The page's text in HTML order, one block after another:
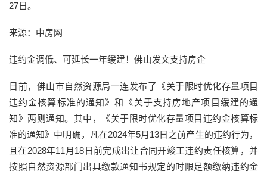
27日。
来源：中房网
违约金调低、可延长一年缓建！佛山发文支持房企
日前，佛山市自然资源局一连发布了《关于限时优化存量项目
违约金核算标准的通知》和《关于支持房地产项目缓建的通
知》两则通知。其中，《关于限时优化存量项目违约金核算标
准的通知》中明确，凡在2024年5月13日之前产生的违约行为，
且在2028年11月18日前完成出让合同开竣工违约责任核算，并
按照自然资源部门出具缴款通知书规定的时限足额缴纳违约金